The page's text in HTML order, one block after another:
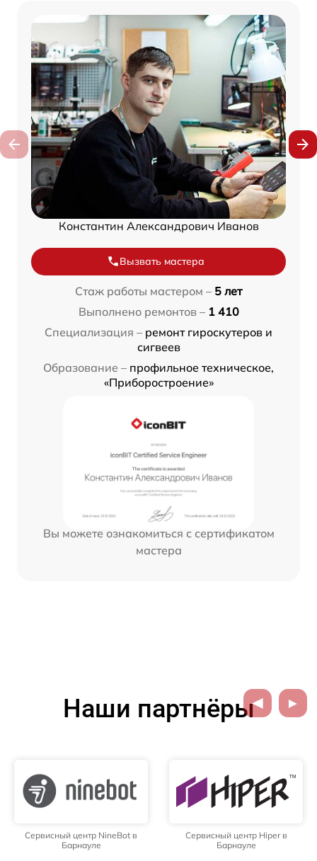
Константин Александрович Иванов
Вызвать мастера
Стаж работы мастером – 5 лет
Выполнено ремонтов – 1 410
Специализация – ремонт гироскутеров и
сигвеев
Образование – профильное техническое,
«Приборостроение»
Вы можете ознакомиться с сертификатом
мастера
Наши партнёры
Сервисный центр NineBot в
Барнауле
Сервисный центр Hiper в
Барнауле